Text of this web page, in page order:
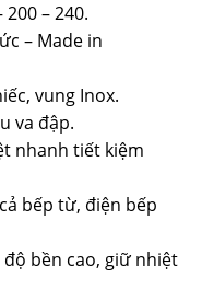
– 240.
– Made in
vung Inox.
va đập.
nhanh tiết kiệm
bếp từ, điện bếp
bền cao, giữ nhiệt